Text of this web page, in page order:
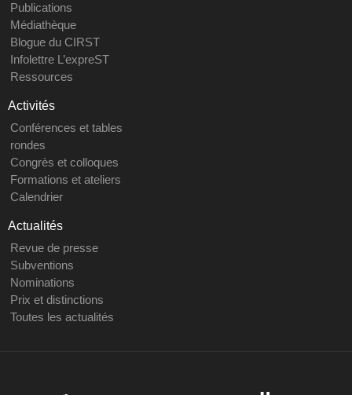
Publications
Médiathèque
Blogue du CIRST
Infolettre L’expreST
Ressources
Activités
Conférences et tables
rondes
Congrès et colloques
Formations et ateliers
Calendrier
Actualités
Revue de presse
Subventions
Nominations
Prix et distinctions
Toutes les actualités